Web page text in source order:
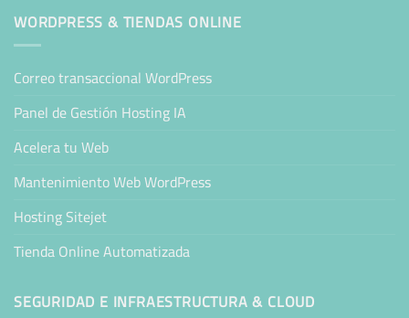
WORDPRESS & TIENDAS ONLINE
Correo transaccional WordPress
Panel de Gestión Hosting IA
Acelera tu Web
Mantenimiento Web WordPress
Hosting Sitejet
Tienda Online Automatizada
SEGURIDAD E INFRAESTRUCTURA & CLOUD